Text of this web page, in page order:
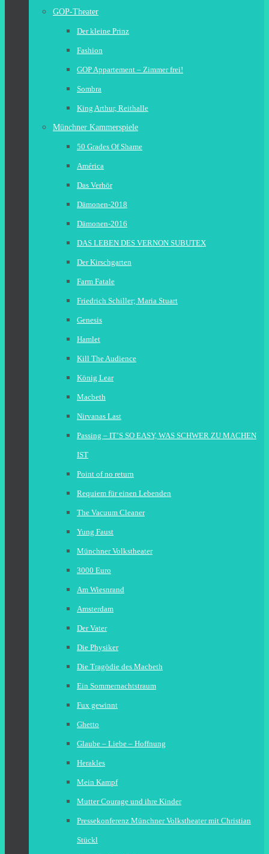
GOP-Theater
Der kleine Prinz
Fashion
GOP Appartement – Zimmer frei!
Sombra
King Arthur, Reithalle
Münchner Kammerspiele
50 Grades Of Shame
América
Das Verhör
Dämonen-2018
Dämonen-2016
DAS LEBEN DES VERNON SUBUTEX
Der Kirschgarten
Farm Fatale
Friedrich Schiller; Maria Stuart
Genesis
Hamlet
Kill The Audience
König Lear
Macbeth
Nirvanas Last
Passing – IT’S SO EASY, WAS SCHWER ZU MACHEN
IST
Point of no return
Requiem für einen Lebenden
The Vacuum Cleaner
Yung Faust
Münchner Volkstheater
3000 Euro
Am Wiesnrand
Amsterdam
Der Vater
Die Physiker
Die Tragödie des Macbeth
Ein Sommernachtstraum
Fux gewinnt
Ghetto
Glaube – Liebe – Hoffnung
Herakles
Mein Kampf
Mutter Courage und ihre Kinder
Pressekonferenz Münchner Volkstheater mit Christian
Stückl